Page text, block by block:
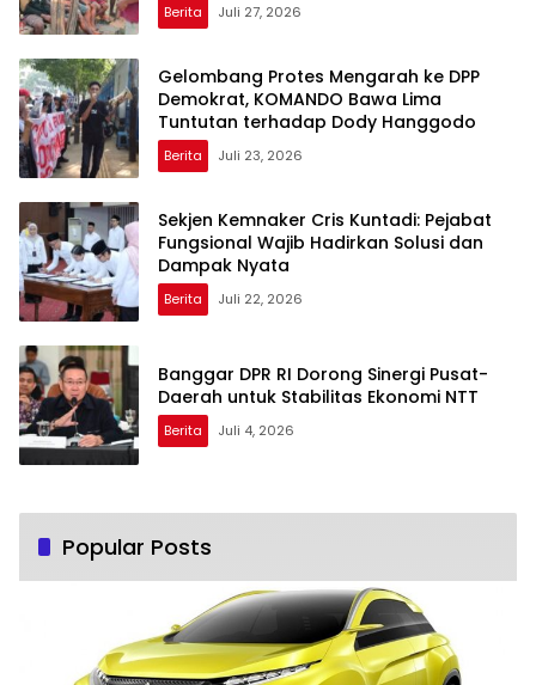
Berita Juli 27, 2026
Gelombang Protes Mengarah ke DPP
Demokrat, KOMANDO Bawa Lima
Tuntutan terhadap Dody Hanggodo
Berita Juli 23, 2026
Sekjen Kemnaker Cris Kuntadi: Pejabat
Fungsional Wajib Hadirkan Solusi dan
Dampak Nyata
Berita Juli 22, 2026
Banggar DPR RI Dorong Sinergi Pusat-
Daerah untuk Stabilitas Ekonomi NTT
Berita Juli 4, 2026
Popular Posts